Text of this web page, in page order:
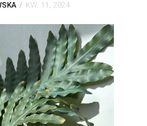
KW. 11, 2024